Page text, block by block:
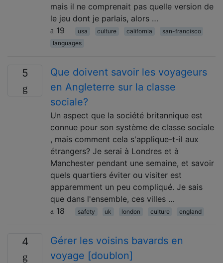
mais il ne comprenait pas quelle version de
le jeu dont je parlais, alors …
19
usa culture california
san-francisco
languages
5
Que doivent savoir les voyageurs
en Angleterre sur la classe
sociale?
Un aspect que la société britannique est
connue pour son système de classe sociale
, mais comment cela s'applique-t-il aux
étrangers? Je serai à Londres et à
Manchester pendant une semaine, et savoir
quels quartiers éviter ou visiter est
apparemment un peu compliqué. Je sais
que dans l'ensemble, ces villes …
18
safety uk london culture england
4
Gérer les voisins bavards en
voyage [doublon]